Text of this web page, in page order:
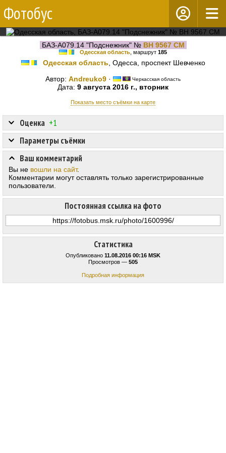
Фотобус
БАЗ-А079.14 "Подснежник" № BH 9567 CM
Одесская область , маршрут 185
Одесская область , Одесса, проспект Шевченко
Автор: Andreuko9 · Черкасская область
Дата: 9 августа 2016 г., вторник
Показать место съёмки на карте
Статистика
Опубликовано 11.08.2016 00:16 MSK
Просмотров — 505
Подробная информация
Оценка +1
Постоянная ссылка на фото
Параметры съёмки
Ваш комментарий
Вы не вошли на сайт.
Комментарии могут оставлять только зарегистрированные
пользователи.